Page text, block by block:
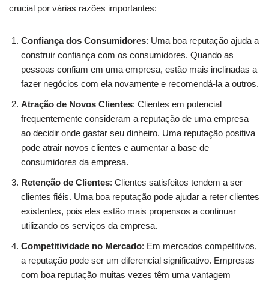
crucial por várias razões importantes:
Confiança dos Consumidores: Uma boa reputação ajuda a
construir confiança com os consumidores. Quando as
pessoas confiam em uma empresa, estão mais inclinadas a
fazer negócios com ela novamente e recomendá-la a outros.
Atração de Novos Clientes: Clientes em potencial
frequentemente consideram a reputação de uma empresa
ao decidir onde gastar seu dinheiro. Uma reputação positiva
pode atrair novos clientes e aumentar a base de
consumidores da empresa.
Retenção de Clientes: Clientes satisfeitos tendem a ser
clientes fiéis. Uma boa reputação pode ajudar a reter clientes
existentes, pois eles estão mais propensos a continuar
utilizando os serviços da empresa.
Competitividade no Mercado: Em mercados competitivos,
a reputação pode ser um diferencial significativo. Empresas
com boa reputação muitas vezes têm uma vantagem